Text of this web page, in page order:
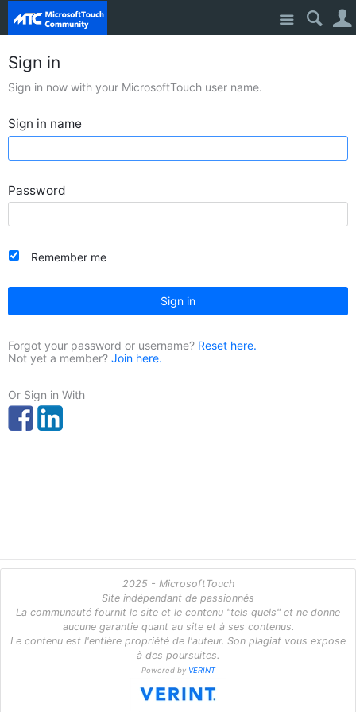
Site
Sign in
Sign in now with your MicrosoftTouch user name.
Sign in name
Password
Remember me
Sign in
Forgot your password or username? Reset here.
Not yet a member? Join here.
Or Sign in With
2025 - MicrosoftTouch
Site indépendant de passionnés
La communauté fournit le site et le contenu "tels quels" et ne donne
aucune garantie quant au site et à ses contenus.
Le contenu est l'entière propriété de l'auteur. Son plagiat vous expose
à des poursuites.
Powered by VERINT